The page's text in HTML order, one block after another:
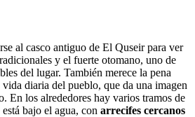
al casco antiguo de El Quseir para ver
y el fuerte otomano, uno de
del lugar. También merece la pena
diaria del pueblo, que da una imagen
En los alrededores hay varios tramos de
bajo el agua, con arrecifes cercanos